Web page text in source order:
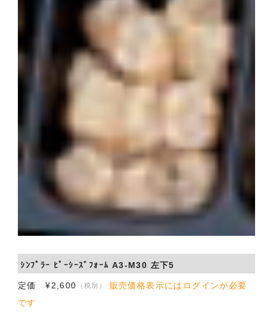
ｼﾝﾌﾟﾗｰ ﾋﾟｰｼｰｽﾞﾌｫｰﾑ A3-M30 左下5
定価 ¥2,600 （税別）
販売価格表示にはログインが必要
です